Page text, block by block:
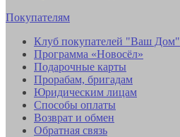
Покупателям
Клуб покупателей "Ваш Дом"
Программа «Новосёл»
Подарочные карты
Прорабам, бригадам
Юридическим лицам
Способы оплаты
Возврат и обмен
Обратная связь